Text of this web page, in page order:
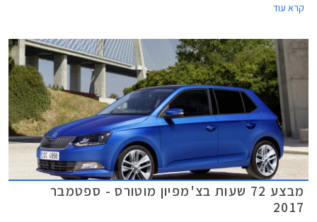
ובסיס הגלגלים התארך בלא פחות מ- 95 מ"מ לכדי 2,551 מ"מ.
קרא עוד
מבצע 72 שעות בצ'מפיון מוטורס - ספטמבר
2017